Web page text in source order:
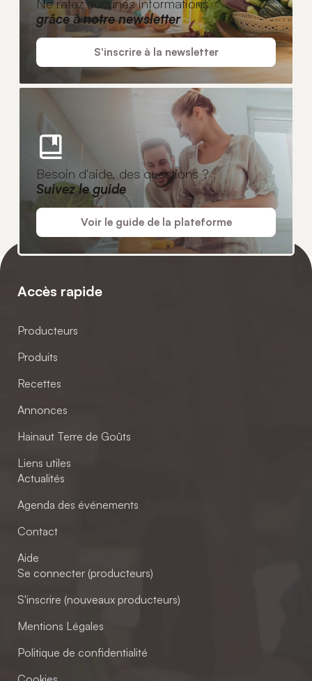
grâce à notre newsletter
S'inscrire à la newsletter
Besoin d'aide, des questions ?
Suivez le guide
Voir le guide de la plateforme
Accès rapide
Producteurs
Produits
Recettes
Annonces
Hainaut Terre de Goûts
Liens utiles
Actualités
Agenda des événements
Contact
Aide
Se connecter (producteurs)
S'inscrire (nouveaux producteurs)
Mentions Légales
Politique de confidentialité